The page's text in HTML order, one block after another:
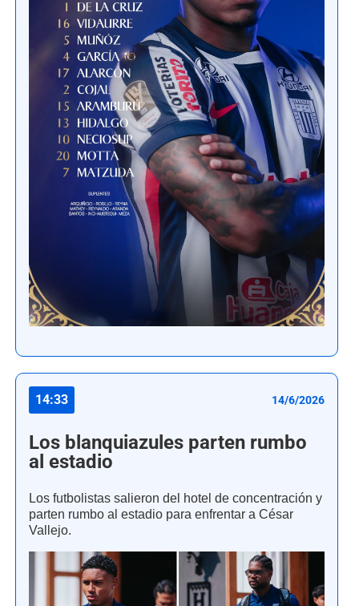
14:33 14/6/2026
Los blanquiazules parten rumbo
al estadio
Los futbolistas salieron del hotel de concentración y
parten rumbo al estadio para enfrentar a César
Vallejo.